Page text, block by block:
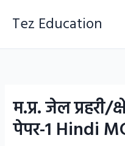
content
Tez Education
म.प्र. जेल प्रहरी/
पेपर-1 Hindi